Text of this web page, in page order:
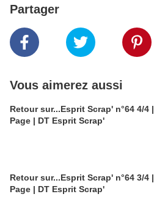
Partager
Vous aimerez aussi
Retour sur...Esprit Scrap' n°64 4/4 |
Page | DT Esprit Scrap'
Retour sur...Esprit Scrap' n°64 3/4 |
Page | DT Esprit Scrap'